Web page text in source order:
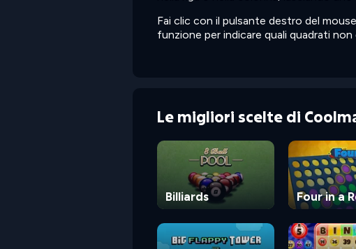
Fai clic con il pulsante destro del
funzione per indicare quali quadrati non
Le migliori scelte di
Billiards Four in a